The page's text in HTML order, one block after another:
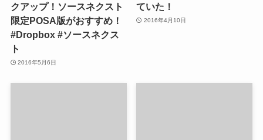
クアップ！ソースネクスト
限定POSA版がおすすめ！
#Dropbox #ソースネクス
ト
2016年5月6日
ていた！
2016年4月10日